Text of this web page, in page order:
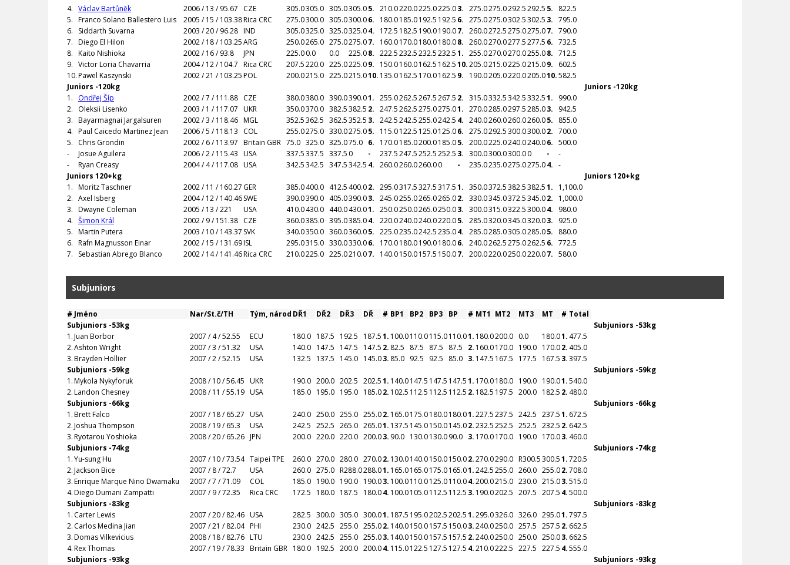
4. Václav Bartůněk 2006 / 13 / 95.67 CZE 305.0305.0 305.0305.05. 210.0220.0225.0225.03. 275.0275.0292.5292.5 5.
822.5
5. Franco Solano Ballestero Luis 2005 / 15 / 103.38Rica CRC 275.0300.0 305.0300.06. 180.0185.0192.5 192.5 6. 275.0275.0302.5302.5 3. 795.0
6.
Siddarth Suvarna 2003 / 20 / 96.28 IND 305.0325.0 325.0325.04. 172.5 182.5 190.0190.07. 260.0272.5275.0275.07. 790.0
7. Diego El Hilon 2002 / 18 / 103.25ARG 250.0265.0 275.0275.07. 160.0170.0180.0180.08. 260.0270.0277.5277.5 6. 732.5
8. Kaito Nishioka 2002 / 16 / 93.8 JPN 225.00.0 0.0 225.08. 222.5232.5232.5232.51. 255.0270.0270.0255.08. 712.5
9. Victor Loria Chavarria 2004 / 12 / 104.7 Rica CRC 207.5220.0 225.0225.09. 150.0160.0162.5 162.510.205.0215.0225.0215.09.
602.5
10.Pawel Kaszynski 2002 / 21 / 103.25POL 200.0215.0 225.0215.010. 135.0162.5 170.0162.5 9. 190.0205.0220.0205.010.582.5
Juniors -120kg
Juniors -120kg
1.
Ondřej Šíp 2002 / 7 / 111.88 CZE 380.0380.0 390.0390.01. 255.0262.5267.5267.5 2. 315.0332.5342.5332.51.
990.0
2.
Oleksii Lisenko 2003 / 1 / 117.07 UKR 350.0370.0 382.5382.5 2. 247.5262.5275.0275.01. 270.0285.0297.5285.03.
942.5
3. Bayarmagnai Jargalsuren 2002 / 3 / 118.46 MGL 352.5362.5 362.5352.5 3. 242.5242.5255.0242.5 4. 240.0260.0260.0260.05.
855.0
4. Paul Caicedo Martinez Jean 2006 / 5 / 118.13 COL 255.0275.0 330.0275.05. 115.0122.5 125.0125.06. 275.0292.5300.0300.02. 700.0
5.
Chris Grondin 2002 / 6 / 113.97 Britain GBR 75.0 325.0 325.075.0 6. 170.0185.0200.0185.05. 200.0225.0240.0240.06. 500.0
-
Josue Aguilera 2006 / 2 / 115.43 USA 337.5337.5 337.5 0 - 237.5247.5252.5252.5 3. 300.0300.0300.00 -
-
-
Ryan Creasy 2004 / 4 / 117.08 USA 342.5342.5 347.5342.5 4. 260.0260.0260.00 - 235.0235.0275.0275.04. -
Juniors 120+kg
Juniors 120+kg
1. Moritz Taschner 2002 / 11 / 160.27 GER 385.0400.0 412.5 400.02. 295.0317.5327.5317.51. 350.0372.5382.5382.51.
1,100.0
2. Axel Isberg 2004 / 12 / 140.46SWE 390.0390.0 405.0390.03. 245.0255.0265.0265.02. 330.0345.0372.5345.02.
1,000.0
3. Dwayne Coleman 2005 / 13 / 221 USA 410.0430.0 440.0430.01. 250.0250.0265.0250.03. 300.0315.0322.5300.04.
980.0
4. Šimon Král 2002 / 9 / 151.38 CZE 360.0385.0 395.0385.04. 220.0240.0240.0220.05. 285.0320.0345.0320.03.
925.0
5. Martin Putera 2003 / 10 / 143.37 SVK 340.0350.0 360.0360.05. 225.0235.0242.5235.04. 285.0285.0305.0285.05.
880.0
6. Rafn Magnusson Einar 2002 / 15 / 131.69ISL 295.0315.0 330.0330.06. 170.0180.0190.0180.06. 240.0262.5275.0262.5 6. 772.5
7.
Sebastian Abrego Blanco 2002 / 14 / 141.46Rica CRC 210.0225.0 225.0210.07. 140.0150.0157.5 150.07. 200.0220.0250.0220.07. 580.0
Subjuniors
# Jméno Nar/St.č/TH Tým, národ DŘ1 DŘ2 DŘ3 DŘ # BP1 BP2 BP3 BP # MT1 MT2 MT3 MT # Total
Subjuniors -53kg
Subjuniors -53kg
1.Juan Borbor 2007 / 4 / 52.55 ECU 180.0 187.5 192.5 187.51. 100.0110.0115.0110.01. 180.0200.0 0.0 180.01. 477.5
2.Ashton Wright 2007 / 3 / 51.32 USA 140.0 147.5 147.5 147.5 2. 82.5 87.5 87.5 87.5 2. 160.0170.0 190.0 170.02. 405.0
3.Brayden Hollier 2007 / 2 / 52.15 USA 132.5 137.5 145.0 145.03. 85.0 92.5 92.5 85.0 3. 147.5 167.5 177.5 167.5 3.397.5
Subjuniors -59kg
Subjuniors -59kg
1.Mykola Nykyforuk 2008 / 10 / 56.45 UKR 190.0 200.0 202.5 202.51. 140.0147.5 147.5 147.51. 170.0180.0 190.0 190.01.540.0
2.Landon Chesney 2008 / 11 / 55.19 USA 185.0 195.0 195.0 185.02. 102.5 112.5 112.5 112.5 2. 182.5 197.5 200.0 182.5 2. 480.0
Subjuniors -66kg
Subjuniors -66kg
1.Brett Falco 2007 / 18 / 65.27 USA 240.0 250.0 255.0 255.02. 165.0175.0180.0180.01.227.5237.5 242.5 237.51. 672.5
2.Joshua Thompson 2008 / 19 / 65.3 USA 242.5 252.5 265.0 265.01. 137.5 145.0150.0145.02.232.5252.5 252.5 232.5 2. 642.5
3.Ryotarou Yoshioka 2008 / 20 / 65.26 JPN 200.0 220.0 220.0 200.03. 90.0 130.0130.090.0 3. 170.0170.0 190.0 170.03. 460.0
Subjuniors -74kg
Subjuniors -74kg
1.Yu-sung Hu 2007 / 10 / 73.54 Taipei TPE 260.0 270.0 280.0 270.02. 130.0140.0150.0150.02.270.0290.0 R300.5300.51.720.5
2.Jackson Bice 2007 / 8 / 72.7 USA 260.0 275.0 R288.0288.01. 165.0165.0175.0165.01.242.5255.0 260.0 255.02.708.0
3.Enrique Marque Nino Dwamaku 2007 / 7 / 71.09 COL 185.0 190.0 190.0 190.03. 100.0110.0125.0110.04.200.0215.0 230.0 215.03.515.0
4.Diego Dumani Zampatti 2007 / 9 / 72.35 Rica CRC 172.5 180.0 187.5 180.04. 100.0105.0112.5 112.5 3. 190.0202.5 207.5 207.5 4.500.0
Subjuniors -83kg
Subjuniors -83kg
1. Carter Lewis 2007 / 20 / 82.46 USA 282.5 300.0 305.0 300.01. 187.5 195.0202.5202.51.295.0326.0 326.0 295.01.797.5
2. Carlos Medina Jian 2007 / 21 / 82.04 PHI 230.0 242.5 255.0 255.02. 140.0150.0157.5 150.03.240.0250.0 257.5 257.5 2. 662.5
3.Domas Vilkevicius 2008 / 18 / 82.76 LTU 230.0 242.5 255.0 255.03. 140.0150.0157.5 157.5 2.240.0250.0 250.0 250.03. 662.5
4.Rex Thomas 2007 / 19 / 78.33 Britain GBR 180.0 192.5 200.0 200.04. 115.0122.5 127.5 127.5 4.210.0222.5 227.5 227.5 4.555.0
Subjuniors -93kg
Subjuniors -93kg